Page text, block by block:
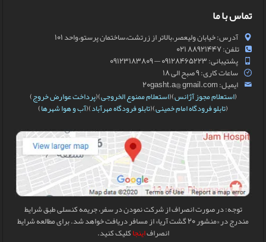
تماس با ما
آدرس: خیابان ولیعصر،بالاتر از زرتشت،ساختمان پرستو،واحد 101
تلفن: 88921447 021
پشتیبانی: 09128465223 — 09123183809
ساعات کاری: 9 صبح الی 18
ایمیل: 20gasht.a@ gmail.com
(استعلام مجوز آژانس)(استعلام ممنوع الخروجی)(پرداخت عوارض خروج)
(تابلو فرودگاه امام خمینی)(تابلو فرودگاه مهرآباد)(آب و هوا شهرها)
توجه: در صورت انصراف از شرکت نمودن در سفر، جریمه کنسلی طبق شرایط
مندرج در «منشور 20 گشت آریا» از مسافر دریافت خواهد شد. برای مطالعه شرایط
انصرافاینجاکلیک کنید.